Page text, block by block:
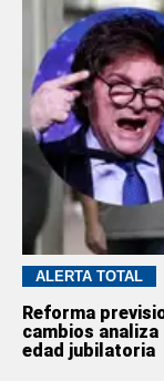
ALERTA TOTAL
Reforma
cambios
edad jubilatoria